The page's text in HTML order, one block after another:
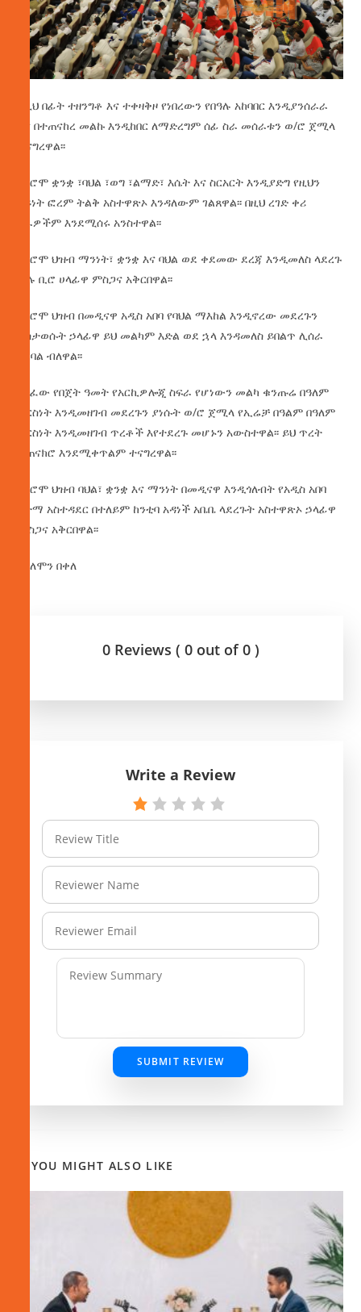
ከዚህ በፊት ተዘንግቶ እና ተቀዛቅዞ የነበረውን የበዓሉ አከባበር እንዲያንሰራራ
እና በተጠናከረ መልኩ እንዲከበር ለማድረግም ሰፊ ስራ መሰራቱን ወ/ሮ ጀሚላ
ተናግረዋል፡፡
የኦሮሞ ቋንቋ ፣ባህል ፣ወግ ፣ልማድ፣ እሴት እና ስርአርት እንዲያድግ የዚህን
ዓይነት ፎረም ትልቅ አስተዋጽኦ እንዳለውም ገልጸዋል፡፡ በዚህ ረገድ ቀሪ
ስራዎችም እንደሚሰሩ አንስተዋል፡፡
የኦሮሞ ህዝብ ማንነት፣ ቋንቋ እና ባህል ወደ ቀደመው ደረጃ እንዲመለስ ላደረጉ
ሁሉ ቢሮ ሀላፊዋ ምስጋና አቅርበዋል፡፡
የኦሮሞ ህዝብ በመዲናዋ አዲስ አበባ የባህል ማእከል እንዲኖረው መደረጉን
ያስታወሱት ኃላፊዋ ይህ መልካም እድል ወደ ኋላ እንዳመለስ ይበልጥ ሊሰራ
ይገባል ብለዋል፡፡
ባለፈው የበጀት ዓመት የአርኪዎሎጂ ስፍራ የሆነውን መልካ ቁንጡሬ በዓለም
ቅርስነት እንዲመዘገብ መደረጉን ያነሱት ወ/ሮ ጀሚላ የኢሬቻ በዓልም በዓለም
ቅርስነት እንዲመዘገብ ጥረቶች እየተደረጉ መሆኑን አውስተዋል፡፡ ይህ ጥረት
ተጠናክሮ እንደሚቀጥልም ተናግረዋል፡፡
የኦሮሞ ህዝብ ባህል፣ ቋንቋ እና ማንነት በመዲናዋ እንዲጎለብት የአዲስ አበባ
ከተማ አስተዳደር በተለይም ከንቲባ አዳነች አቤቤ ላደረጉት አስተዋጽኦ ኃላፊዋ
ምስጋና አቅርበዋል፡፡
በሰለሞን በቀለ
0 Reviews ( 0 out of 0 )
Write a Review
SUBMIT REVIEW
YOU MIGHT ALSO LIKE